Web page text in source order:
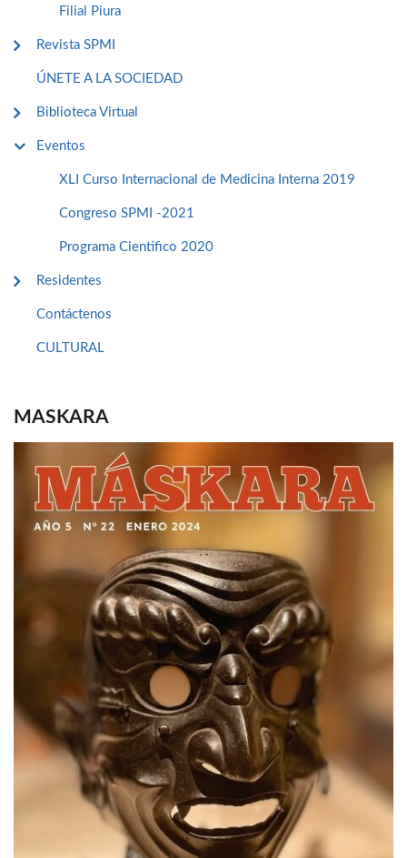
Filial Piura
Revista SPMI
ÚNETE A LA SOCIEDAD
Biblioteca Virtual
Eventos
XLI Curso Internacional de Medicina Interna 2019
Congreso SPMI -2021
Programa Cientifico 2020
Residentes
Contáctenos
CULTURAL
MASKARA